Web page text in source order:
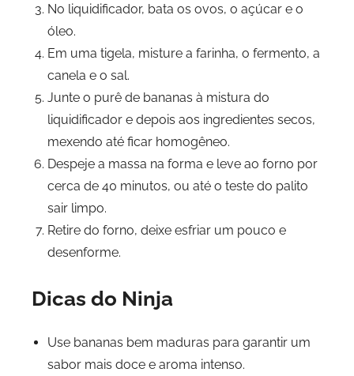
No liquidificador, bata os ovos, o açúcar e o
óleo.
Em uma tigela, misture a farinha, o fermento, a
canela e o sal.
Junte o purê de bananas à mistura do
liquidificador e depois aos ingredientes secos,
mexendo até ficar homogêneo.
Despeje a massa na forma e leve ao forno por
cerca de 40 minutos, ou até o teste do palito
sair limpo.
Retire do forno, deixe esfriar um pouco e
desenforme.
Dicas do Ninja
Use bananas bem maduras para garantir um
sabor mais doce e aroma intenso.